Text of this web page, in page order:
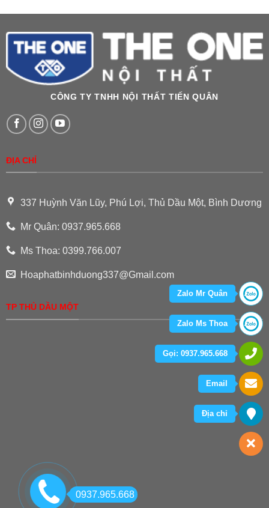
CÔNG TY TNHH NỘI THẤT TIẾN QUÂN
ĐỊA CHỈ
337 Huỳnh Văn Lũy, Phú Lợi, Thủ Dầu Một, Bình Dương
Mr Quân: 0937.965.668
Ms Thoa: 0399.766.007
Hoaphatbinhduong337@Gmail.com
TP THỦ DẦU MỘT
0937.965.668
Zalo Mr Quân
Zalo Ms Thoa
Gọi: 0937.965.668
Email
Địa chỉ